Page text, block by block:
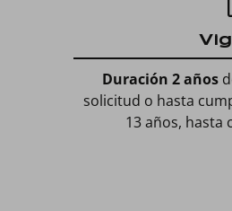
Duración 2 años
solicitud o hasta
13 años, hasta